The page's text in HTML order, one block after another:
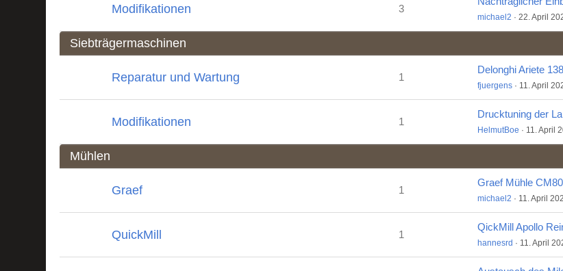
Modifikationen 3
michael2 22. April
Siebträgermaschinen
Reparatur und Wartung 1
fjuergens 11. April
Modifikationen 1
HelmutBoe 11. April
Mühlen
Graef 1
michael2 11. April
QuickMill 1
hannesrd 11. April